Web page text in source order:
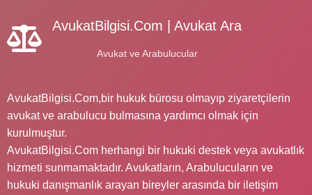
AvukatBilgisi.Com | Avukat Ara
Avukat ve Arabulucular
AvukatBilgisi.Com,bir hukuk bürosu olmayıp ziyaretçilerin
avukat ve arabulucu bulmasına yardımcı olmak için
kurulmuştur.
AvukatBilgisi.Com herhangi bir hukuki destek veya avukatlık
hizmeti sunmamaktadır. Avukatların, Arabulucuların ve
hukuki danışmanlık arayan bireyler arasında bir iletişim